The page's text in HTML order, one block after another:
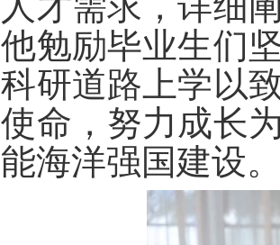
勉励毕业生们
研道路上学以
命，努力成长
海洋强国建设